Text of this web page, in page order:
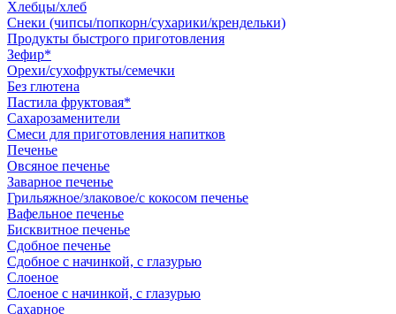
Хлебцы/хлеб
Снеки (чипсы/попкорн/сухарики/крендельки)
Продукты быстрого приготовления
Зефир*
Орехи/сухофрукты/семечки
Без глютена
Пастила фруктовая*
Сахарозаменители
Смеси для приготовления напитков
Печенье
Овсяное печенье
Заварное печенье
Грильяжное/злаковое/с кокосом печенье
Вафельное печенье
Бисквитное печенье
Сдобное печенье
Сдобное с начинкой, с глазурью
Слоеное
Слоеное с начинкой, с глазурью
Сахарное